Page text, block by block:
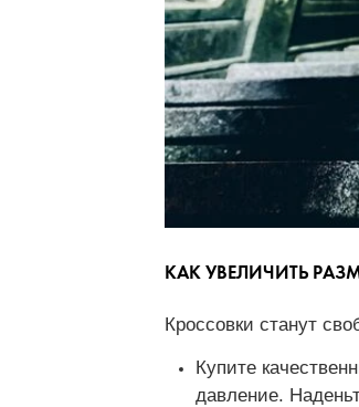
КАК УВЕЛИЧИТЬ
Кроссовки станут
Купите
давление.